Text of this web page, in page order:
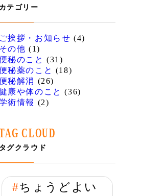
カテゴリー
ご挨拶・お知らせ (4)
その他 (1)
秘のこと (31)
秘薬のこと (18)
秘解消 (26)
康や体のこと (36)
術情報 (2)
CLOUD
タグクラウド
ちょうどよい